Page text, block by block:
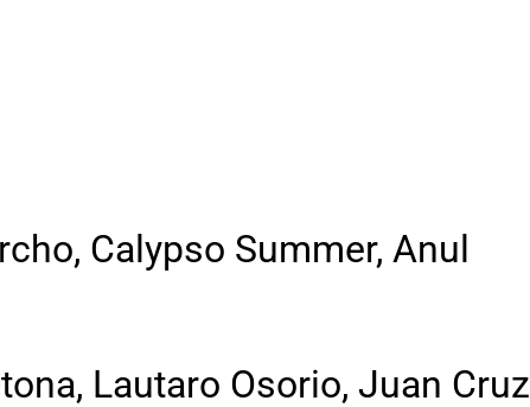
Calypso Summer, Anul
Lautaro Osorio, Juan Cruz